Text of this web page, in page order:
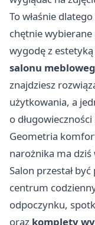
To właśnie
chętnie wybierane
wygodę z
salonu
znajdziesz
użytkowania, a
o
Geometria
narożnika ma dziś
Salon przestał
centrum
odpoczynku,
oraz komplety